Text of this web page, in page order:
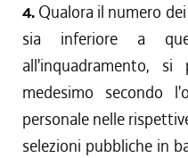
4. Qualora il numero
sia inferiore a
all'inquadramento, si
medesimo secondo
personale nelle
selezioni pubbliche in